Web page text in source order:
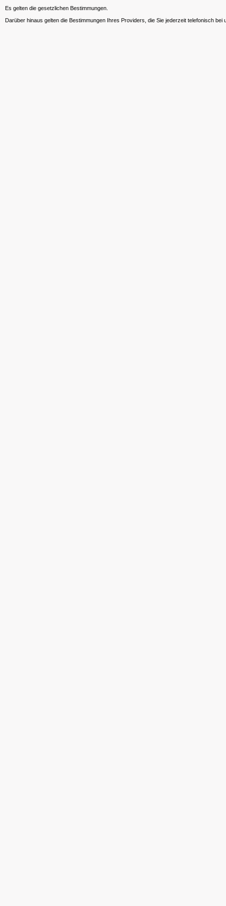
Es gelten die gesetzlichen Bestimmungen.
Darüber hinaus gelten die Bestimmungen Ihres Providers, die Sie jederzeit telefonisch bei